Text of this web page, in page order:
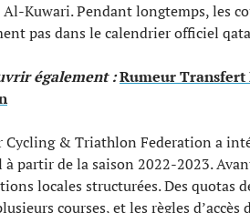
Al-Kuwari. Pendant longtemps, les
pas dans le calendrier officiel
également :Rumeur Transfert
Cycling & Triathlon Federation a
partir de la saison 2022-2023.
locales structurées. Des quotas
courses, et les règles